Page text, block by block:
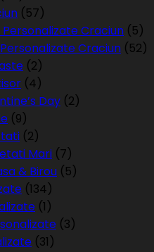
(57)
Craciun (5)
Craciun (52)
(2)
(4)
Day (2)
(9)
(2)
Mari (7)
& Birou (5)
(134)
(1)
(3)
(31)